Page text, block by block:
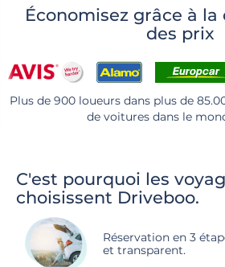
Économisez grâce à
des prix
Plus de 900 loueurs dans plus de
de voitures dans le
C'est pourquoi les
choisissent Driveboo.
Réservation en 3
et transparent.